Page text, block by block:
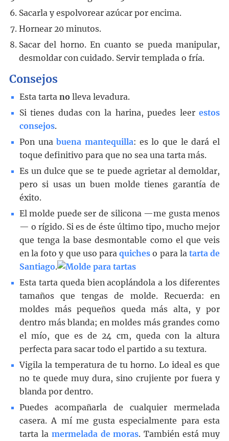
Sacarla y espolvorear azúcar por encima.
Hornear 20 minutos.
Sacar del horno. En cuanto se pueda manipular,
desmoldar con cuidado. Servir templada o fría.
Consejos
Esta tarta nolleva levadura.
Si tienes dudas con la harina, puedes leerestos
consejos.
Pon unabuena mantequilla: es lo que le dará el
toque definitivo para que no sea una tarta más.
Es un dulce que se te puede agrietar al demoldar,
pero si usas un buen molde tienes garantía de
éxito.
El molde puede ser de silicona —me gusta menos
— o rígido. Si es de éste último tipo, mucho mejor
que tenga la base desmontable como el que veis
en la foto y que uso paraquiches o para la tarta de
Santiago.
Esta tarta queda bien acoplándola a los diferentes
tamaños que tengas de molde. Recuerda: en
moldes más pequeños queda más alta, y por
dentro más blanda; en moldes más grandes como
el mío, que es de 24 cm, queda con la altura
perfecta para sacar todo el partido a su textura.
Vigila la temperatura de tu horno. Lo ideal es que
no te quede muy dura, sino crujiente por fuera y
blanda por dentro.
Puedes acompañarla de cualquier mermelada
casera. A mí me gusta especialmente para esta
tarta la mermelada de moras. También está muy